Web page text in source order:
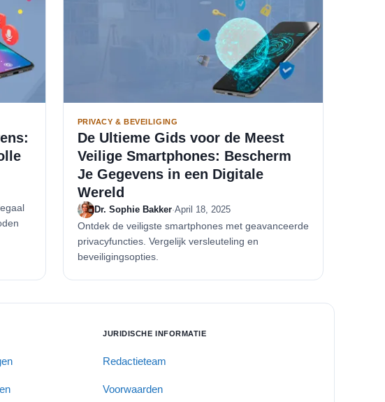
PRIVACY & BEVEILIGING
De Ultieme Gids voor de Meest
Veilige Smartphones: Bescherm
Je Gegevens in een Digitale
Wereld
Dr. Sophie Bakker·April 18, 2025
Ontdek de veiligste smartphones met geavanceerde
privacyfuncties. Vergelijk versleuteling en
beveiligingsopties.
JURIDISCHE INFORMATIE
Redactieteam
Voorwaarden